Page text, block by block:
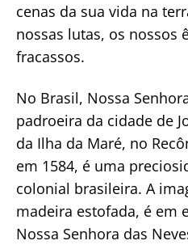
cenas da sua vida na
nossas lutas, os nossos
fracassos.
No Brasil, Nossa
padroeira da cidade de
da Ilha da Maré, no
em 1584, é uma
colonial brasileira. A
madeira estofada, é em
Nossa Senhora das